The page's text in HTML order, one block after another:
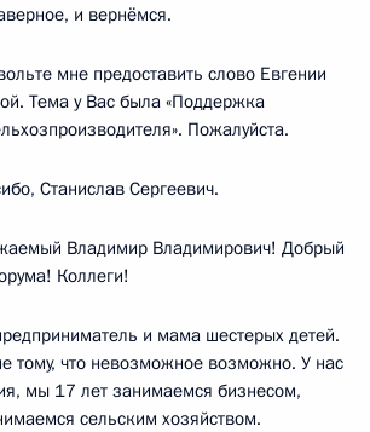
и вернёмся.
мне предоставить слово Евгении
Тема у Вас была «Поддержка
Пожалуйста.
Станислав Сергеевич.
Владимир Владимирович! Добрый
Коллеги!
и мама шестерых детей.
тому, что невозможное возможно. У нас
мы 17 лет занимаемся бизнесом,
сельским хозяйством.